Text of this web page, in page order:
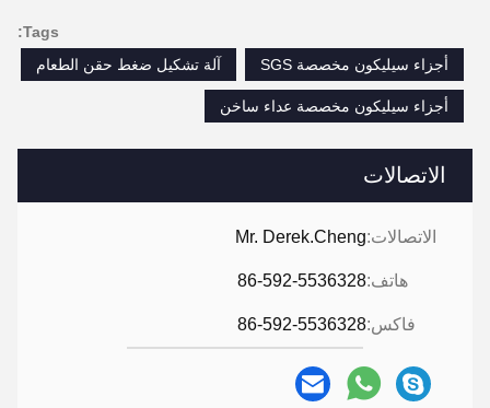
الاتصالات
الاتصالات:Mr. Derek.Cheng
هاتف:86-592-5536328
فاكس:86-592-5536328
Tags:
أجزاء سيليكون مخصصة SGS
آلة تشكيل ضغط حقن الطعام
أجزاء سيليكون مخصصة عداء ساخن